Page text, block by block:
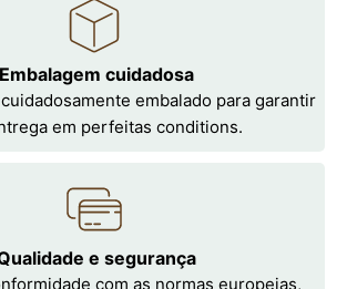
Embalagem cuidadosa
embalado para garantir
em perfeitas conditions.
e segurança
com as normas europeias,